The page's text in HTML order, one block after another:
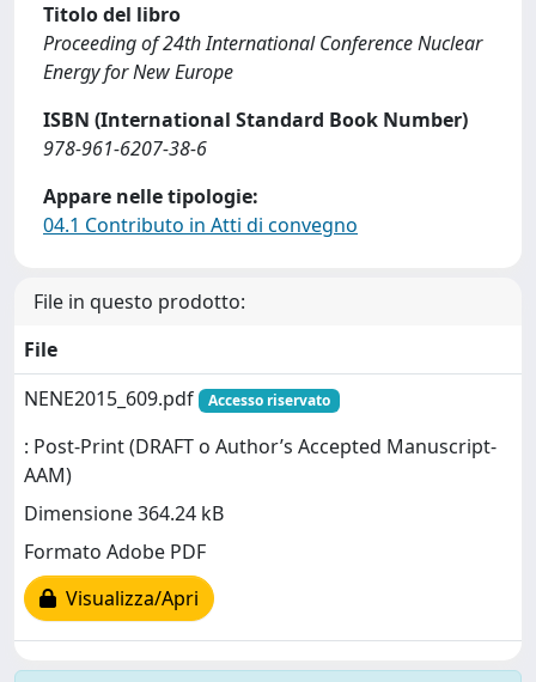
Titolo del libro
Proceeding of 24th International Conference Nuclear
Energy for New Europe
ISBN (International Standard Book Number)
978-961-6207-38-6
Appare nelle tipologie:
04.1 Contributo in Atti di convegno
File in questo prodotto:
File
NENE2015_609.pdf
Accesso riservato
: Post-Print (DRAFT o Author’s Accepted Manuscript-
AAM)
Dimensione 364.24 kB
Formato Adobe PDF
Visualizza/Apri